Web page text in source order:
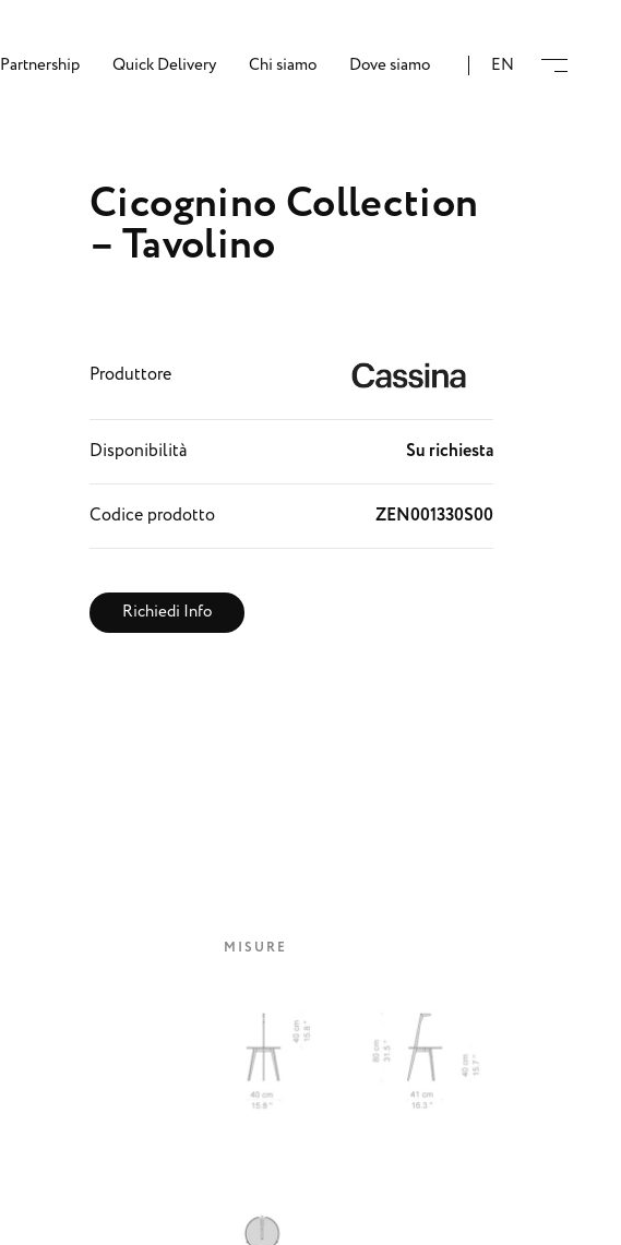
Partnership Quick Delivery Chi siamo Dove siamo EN
Cicognino Collection
– Tavolino
Produttore
Disponibilità Su richiesta
Codice prodotto ZEN001330S00
Richiedi Info
MISURE